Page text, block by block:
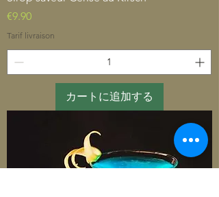
価格
€9.90
Tarif livraison
カートに追加する